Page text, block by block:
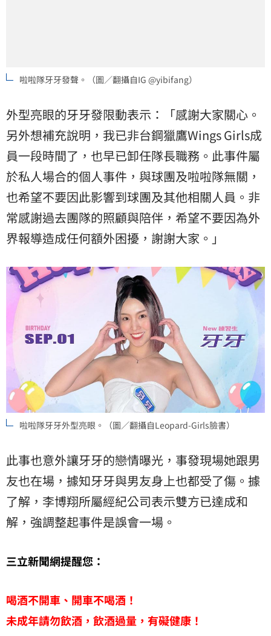
啦啦隊牙牙發聲。（圖／翻攝自IG @yibifang）
外型亮眼的牙牙發限動表示：「感謝大家關心。
另外想補充說明，我已非台鋼獵鷹Wings Girls成
員一段時間了，也早已卸任隊長職務。此事件屬
於私人場合的個人事件，與球團及啦啦隊無關，
也希望不要因此影響到球團及其他相關人員。非
常感謝過去團隊的照顧與陪伴，希望不要因為外
界報導造成任何額外困擾，謝謝大家。」
啦啦隊牙牙外型亮眼。（圖／翻攝自Leopard-Girls臉書）
此事也意外讓牙牙的戀情曝光，事發現場她跟男
友也在場，據知牙牙與男友身上也都受了傷。據
了解，李博翔所屬經紀公司表示雙方已達成和
解，強調整起事件是誤會一場。
三立新聞網提醒您：
喝酒不開車、開車不喝酒！
未成年請勿飲酒，飲酒過量，有礙健康！